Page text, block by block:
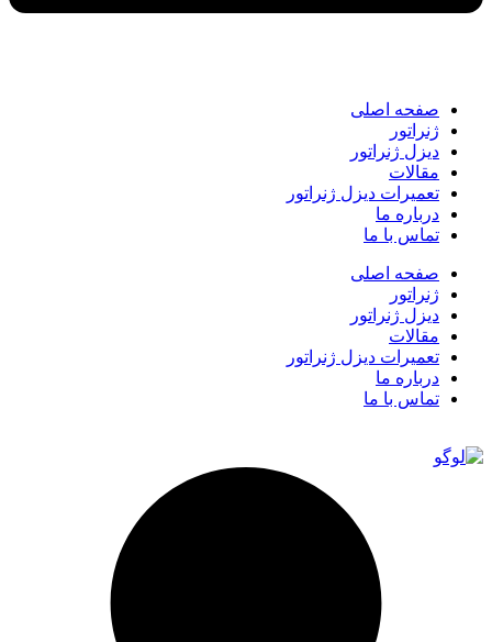
صفحه اصلی
ژنراتور
دیزل ژنراتور
مقالات
تعمیرات دیزل ژنراتور
درباره ما
تماس با ما
صفحه اصلی
ژنراتور
دیزل ژنراتور
مقالات
تعمیرات دیزل ژنراتور
درباره ما
تماس با ما